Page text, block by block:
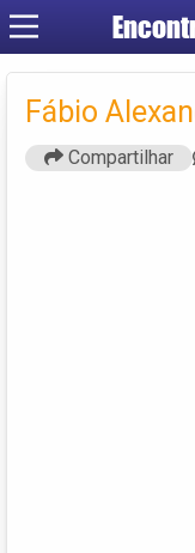
Fábio
Compartilhar